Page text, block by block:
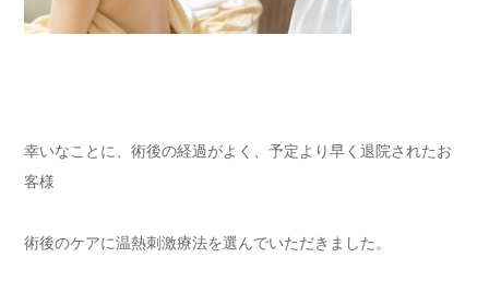
幸いなことに、術後の経過がよく、予定より早く退院されたお
客様
術後のケアに温熱刺激療法を選んでいただきました。